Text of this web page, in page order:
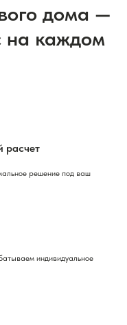
дома —
на каждом
расчет
решение под ваш
индивидуальное